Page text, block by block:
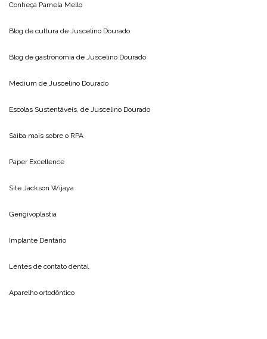
Conheça Pamela Mello
Blog de cultura de Juscelino Dourado
Blog de gastronomia de Juscelino Dourado
Medium de Juscelino Dourado
Escolas Sustentáveis, de Juscelino Dourado
Saiba mais sobre o RPA
Paper Excellence
Site Jackson Wijaya
Gengivoplastia
Implante Dentário
Lentes de contato dental
Aparelho ortodôntico